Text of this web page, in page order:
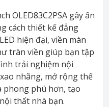
OLED83C2PSA gây ấn
cách thiết kế đẳng
hiện đại, viền màn
tràn viền giúp bạn tập
trải nghiệm nội
nhãng, mở rộng thế
phong phú hơn, tạo
thất nhà bạn.